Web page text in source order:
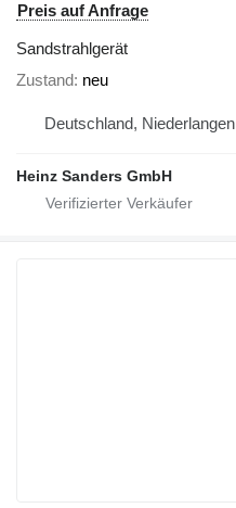
Preis auf Anfrage
Sandstrahlgerät
Zustand neu
Deutschland, Niederlangen
Heinz Sanders GmbH